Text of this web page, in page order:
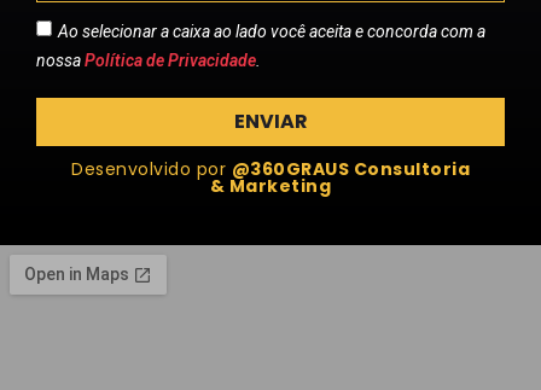
Ao selecionar a caixa ao lado você aceita e concorda com a
nossaPolítica de Privacidade
ENVIAR
Desenvolvido por @360GRAUS Consultoria
& Marketing